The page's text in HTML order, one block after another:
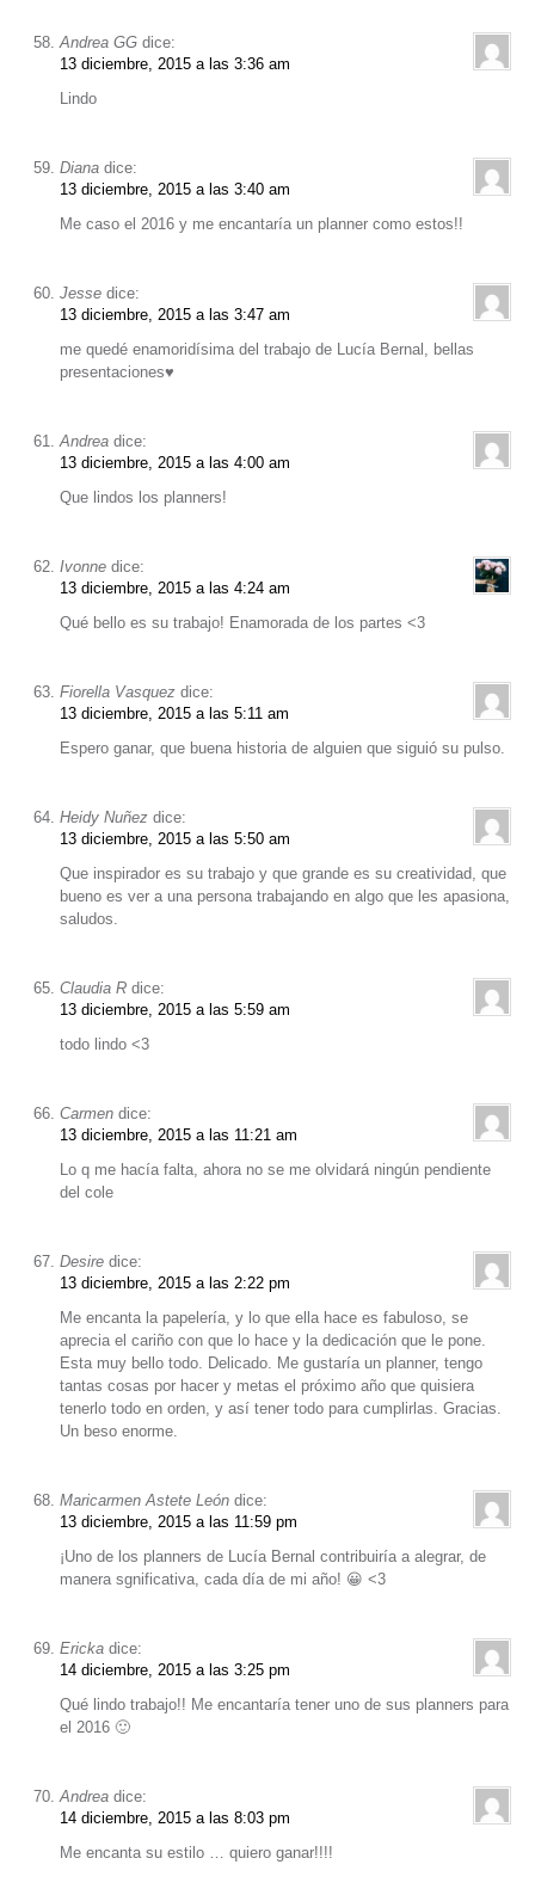
Andrea GG dice:
13 diciembre, 2015 a las 3:36 am
Lindo
Diana dice:
13 diciembre, 2015 a las 3:40 am
Me caso el 2016 y me encantaría un planner como estos!!
Jesse dice:
13 diciembre, 2015 a las 3:47 am
me quedé enamoridísima del trabajo de Lucía Bernal, bellas
presentaciones♥
Andrea dice:
13 diciembre, 2015 a las 4:00 am
Que lindos los planners!
Ivonne dice:
13 diciembre, 2015 a las 4:24 am
Qué bello es su trabajo! Enamorada de los partes <3
Fiorella Vasquez dice:
13 diciembre, 2015 a las 5:11 am
Espero ganar, que buena historia de alguien que siguió su pulso.
Heidy Nuñez dice:
13 diciembre, 2015 a las 5:50 am
Que inspirador es su trabajo y que grande es su creatividad, que
bueno es ver a una persona trabajando en algo que les apasiona,
saludos.
Claudia R dice:
13 diciembre, 2015 a las 5:59 am
todo lindo <3
Carmen dice:
13 diciembre, 2015 a las 11:21 am
Lo q me hacía falta, ahora no se me olvidará ningún pendiente
del cole
Desire dice:
13 diciembre, 2015 a las 2:22 pm
Me encanta la papelería, y lo que ella hace es fabuloso, se
aprecia el cariño con que lo hace y la dedicación que le pone.
Esta muy bello todo. Delicado. Me gustaría un planner, tengo
tantas cosas por hacer y metas el próximo año que quisiera
tenerlo todo en orden, y así tener todo para cumplirlas. Gracias.
Un beso enorme.
Maricarmen Astete León dice:
13 diciembre, 2015 a las 11:59 pm
¡Uno de los planners de Lucía Bernal contribuiría a alegrar, de
manera sgnificativa, cada día de mi año! 😀 <3
Ericka dice:
14 diciembre, 2015 a las 3:25 pm
Qué lindo trabajo!! Me encantaría tener uno de sus planners para
el 2016 🙂
Andrea dice:
14 diciembre, 2015 a las 8:03 pm
Me encanta su estilo … quiero ganar!!!!